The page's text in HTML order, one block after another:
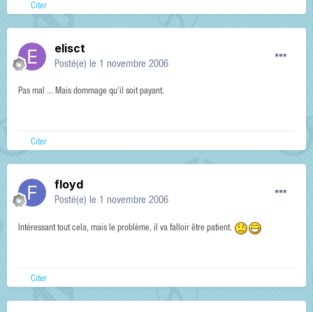
Citer
elisct
Posté(e) le 1 novembre 2006
Pas mal ... Mais dommage qu'il soit payant.
Citer
floyd
Posté(e) le 1 novembre 2006
Intéressant tout cela, mais le problème, il va falloir être patient.
Citer